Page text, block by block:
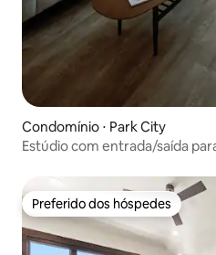
Condomínio ⋅ Park City
Estúdio com entrada/saída
Preferido dos hóspedes
Preferido dos hóspedes